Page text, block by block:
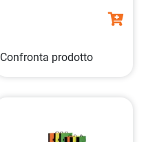
Confronta prodotto